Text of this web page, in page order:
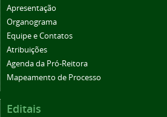
Apresentação
Organograma
Equipe e Contatos
Atribuições
Agenda da Pró-Reitora
Mapeamento de Processo
Editais